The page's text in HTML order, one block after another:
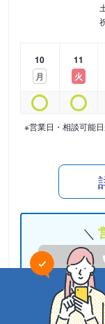
10
月
11
火
※営業日・相談可能